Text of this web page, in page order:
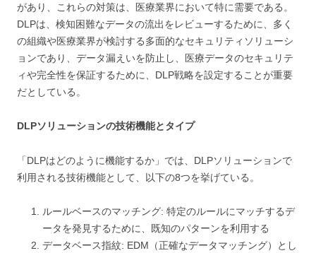
があり、これらの対策は、医療業界において特に需要である。
DLPは、検知困難なデータの流出をレビューするために、多く
の組織や医療業界が検討する多面的なセキュリティソリューシ
ョンであり、データ漏えいを防止し、医療データのセキュリテ
ィや完全性を保証するために、DLP戦略を設定することが重要
だとしている。
DLPソリューションの技術機能とタイプ
「DLPはどのように機能するか」では、DLPソリューションで
利用される技術機能として、以下の8つを挙げている。
ルールベースのマッチング: 特定のルールにマッチするデ
ータを発見するために、既知のパターンを利用する
データベース指紋: EDM（正確なデータマッチング）とし